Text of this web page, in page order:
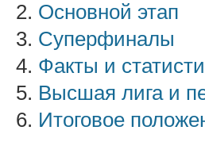
2. Основной этап
3. Суперфиналы
4. Факты и
5. Высшая лига и
6. Итоговое